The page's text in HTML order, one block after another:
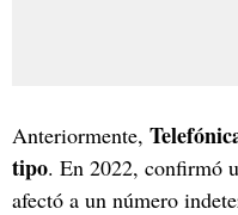
Anteriormente,
tipo. En 2022, confirmó
afectó a un número